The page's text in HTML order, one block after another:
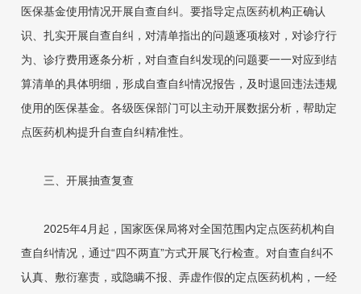
医保基金使用情况开展自查自纠。要指导定点医药机构正确认
识、扎实开展自查自纠，对清单指出的问题逐项核对，对诊疗行
为、诊疗费用逐条分析，对自查自纠发现的问题要一一对应到结
算清单的具体明细，形成自查自纠情况报告，及时退回违法违规
使用的医保基金。各级医保部门可以主动开展数据分析，帮助定
点医药机构提升自查自纠精准性。
三、开展抽查复查
2025年4月起，国家医保局将对全国范围内定点医药机构自
查自纠情况，通过“四不两直”方式开展飞行检查。对自查自纠不
认真、敷衍塞责，或隐瞒不报、弄虚作假的定点医药机构，一经